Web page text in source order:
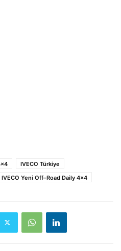
IVECO Türkiye
IVECO Yeni Off–Road Daily 4x4